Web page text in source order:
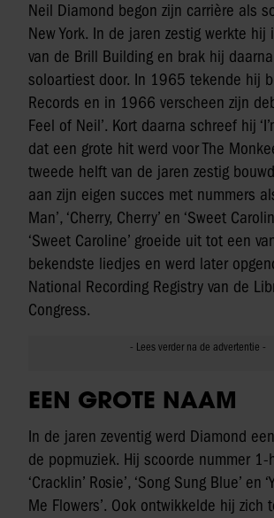
Neil Diamond begon zijn carrière als
New York. In de jaren zestig werkte hij
van de Brill Building en brak hij
soloartiest door. In 1965 tekende hij
Records en in 1966 verscheen zijn
Feel of Neil’. Kort daarna schreef hij
dat een grote hit werd voor The
tweede helft van de jaren zestig
aan zijn eigen succes met nummers
Man’, ‘Cherry, Cherry’ en ‘Sweet
‘Sweet Caroline’ groeide uit tot een
bekendste liedjes en werd later
National Recording Registry van de
Congress.
EEN GROTE NAAM
In de jaren zeventig werd Diamond
de popmuziek. Hij scoorde nummer
‘Cracklin’ Rosie’, ‘Song Sung Blue’ en
Me Flowers’. Ook ontwikkelde hij zich